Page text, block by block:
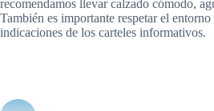
recomendamos llevar calzado cómodo,
También es importante respetar el
indicaciones de los carteles informativos.